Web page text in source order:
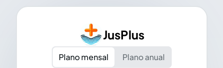
JusPlus
Plano mensal
Plano anual